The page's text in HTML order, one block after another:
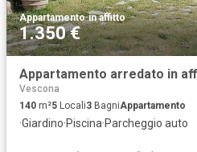
Appartamento·in affitto
1.350 €
Vescona
140 m²5 Locali3 BagniAppartamento
·Giardino·Piscina·Parcheggio auto